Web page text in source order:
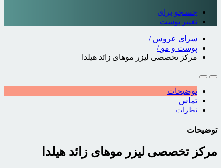
جستجو برای
تغییر پوست
سرای عروس /
پوست و مو /
مرکز تخصصی لیزر موهای زائد هیلدا
توضیحات
تماس
نظرات
توضیحات
مرکز تخصصی لیزر موهای زائد هیلدا